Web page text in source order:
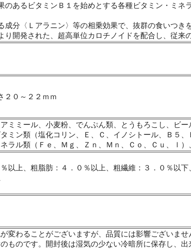
のあるビタミンＢ１を始めとする各種ビタミン・ミネ
成分〈Ｌアラニン〉等の相乗効果で、抜群の食いつき
り開発された、超高単位カロチノイドを配合し、従来
２０～２２ｍｍ
ミミール、小麦粉、でんぷん類、とうもろこし、ビ
ミン類（塩化コリン、Ｅ、Ｃ、イノシトール、Ｂ５
ラル類（Ｆｅ、Ｍｇ、Ｚｎ、Ｍｎ、Ｃｏ、Ｃｕ、ｌ）
以上、粗脂肪：４．０％以上、粗繊維：３．０％以
変わることがございますが、品質には影響ございませ
ものです。開封後は湿気の少ない冷暗所に保存し、出